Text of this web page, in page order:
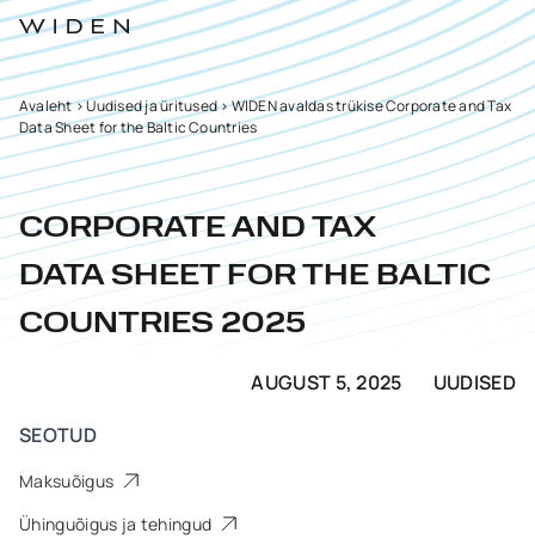
Avaleht>Uudised ja üritused>WIDEN avaldas trükise Corporate and Tax
Data Sheet for the Baltic Countries
CORPORATE AND TAX
DATA SHEET FOR THE BALTIC
COUNTRIES 2025
AUGUST 5, 2025
UUDISED
SEOTUD
Maksuõigus
Ühinguõigus ja tehingud